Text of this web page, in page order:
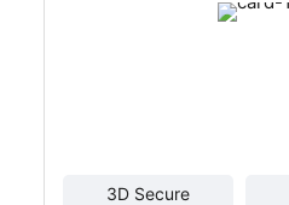
3D Secure